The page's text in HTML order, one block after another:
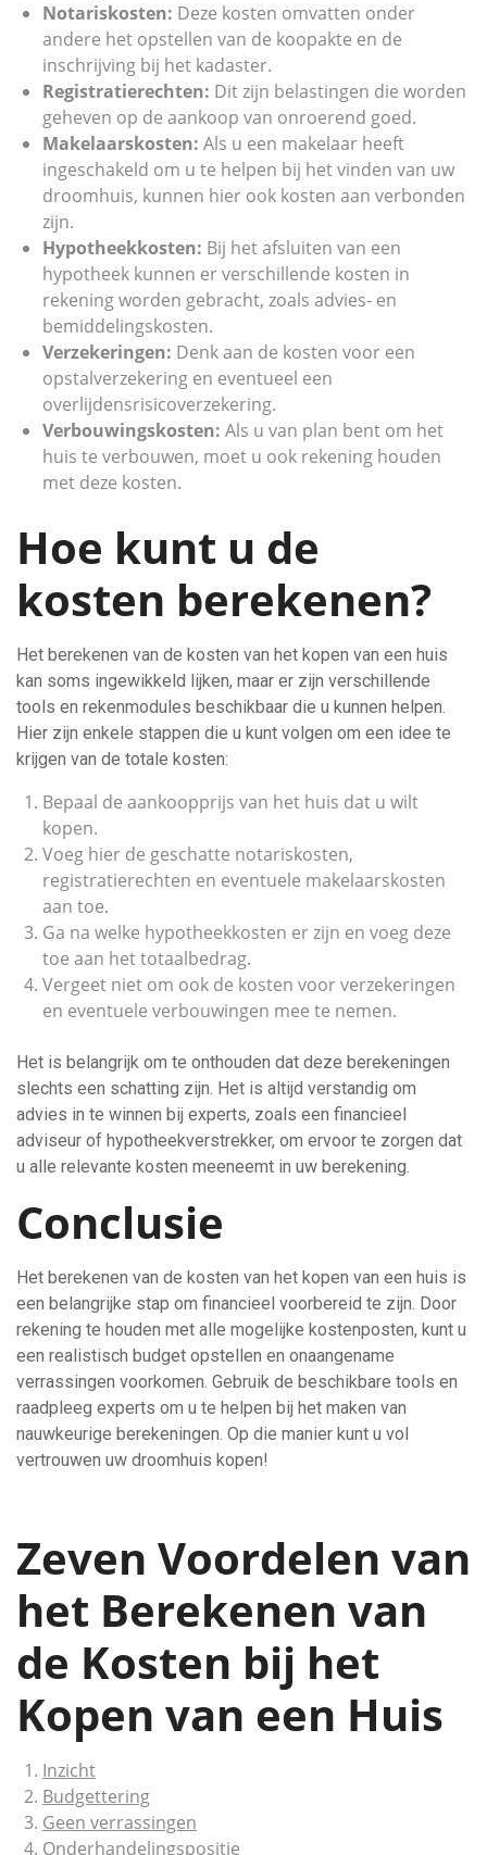
Notariskosten: Deze kosten omvatten onder
andere het opstellen van de koopakte en de
inschrijving bij het kadaster.
Registratierechten: Dit zijn belastingen die worden
geheven op de aankoop van onroerend goed.
Makelaarskosten: Als u een makelaar heeft
ingeschakeld om u te helpen bij het vinden van uw
droomhuis, kunnen hier ook kosten aan verbonden
zijn.
Hypotheekkosten: Bij het afsluiten van een
hypotheek kunnen er verschillende kosten in
rekening worden gebracht, zoals advies- en
bemiddelingskosten.
Verzekeringen: Denk aan de kosten voor een
opstalverzekering en eventueel een
overlijdensrisicoverzekering.
Verbouwingskosten: Als u van plan bent om het
huis te verbouwen, moet u ook rekening houden
met deze kosten.
Hoe kunt u de
kosten berekenen?
Het berekenen van de kosten van het kopen van een huis
kan soms ingewikkeld lijken, maar er zijn verschillende
tools en rekenmodules beschikbaar die u kunnen helpen.
Hier zijn enkele stappen die u kunt volgen om een idee te
krijgen van de totale kosten:
Bepaal de aankoopprijs van het huis dat u wilt
kopen.
Voeg hier de geschatte notariskosten,
registratierechten en eventuele makelaarskosten
aan toe.
Ga na welke hypotheekkosten er zijn en voeg deze
toe aan het totaalbedrag.
Vergeet niet om ook de kosten voor verzekeringen
en eventuele verbouwingen mee te nemen.
Het is belangrijk om te onthouden dat deze berekeningen
slechts een schatting zijn. Het is altijd verstandig om
advies in te winnen bij experts, zoals een financieel
adviseur of hypotheekverstrekker, om ervoor te zorgen dat
u alle relevante kosten meeneemt in uw berekening.
Conclusie
Het berekenen van de kosten van het kopen van een huis is
een belangrijke stap om financieel voorbereid te zijn. Door
rekening te houden met alle mogelijke kostenposten, kunt u
een realistisch budget opstellen en onaangename
verrassingen voorkomen. Gebruik de beschikbare tools en
raadpleeg experts om u te helpen bij het maken van
nauwkeurige berekeningen. Op die manier kunt u vol
vertrouwen uw droomhuis kopen!
Zeven Voordelen van
het Berekenen van
de Kosten bij het
Kopen van een Huis
Inzicht
Budgettering
Geen verrassingen
Onderhandelingspositie